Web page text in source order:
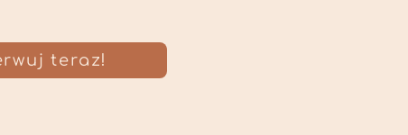
teraz!